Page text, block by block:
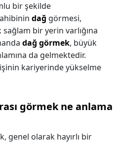
bir şekilde
dağ görmesi,
bir yerin varlığına
dağ görmek, büyük
da gelmektedir.
kariyerinde yükselme
görmek ne anlama
genel olarak hayırlı bir